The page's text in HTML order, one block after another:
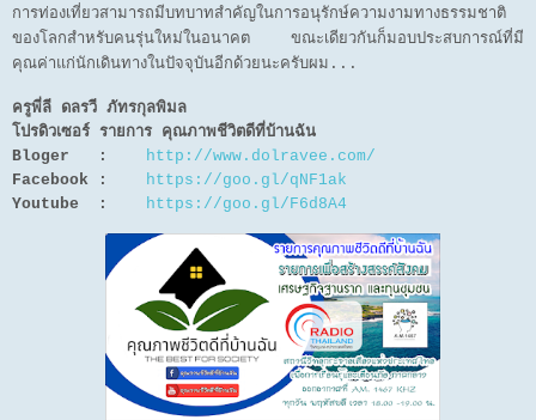
การท่องเที่ยวสามารถมีบทบาทสำคัญในการอนุรักษ์ความงามทางธรรมชาติ
ของโลกสำหรับคนรุ่นใหม่ในอนาคต ขณะเดียวกันก็มอบประสบการณ์ที่มี
คุณค่าแก่นักเดินทางในปัจจุบันอีกด้วยนะครับผม...
ครูพี่ลี ดลรวี ภัทรกุลพิมล
โปรดิวเซอร์ รายการ คุณภาพชีวิตดีที่บ้านฉัน
Bloger :
http://www.dolravee.com/
Facebook :
https://goo.gl/qNF1ak
Youtube :
https://goo.gl/F6d8A4